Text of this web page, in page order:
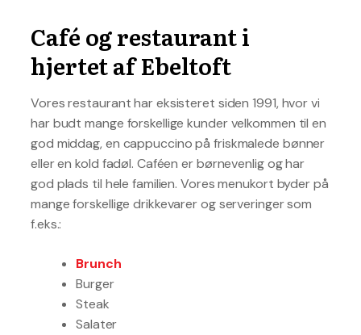
Café og restaurant i
hjertet af Ebeltoft
Vores restaurant har eksisteret siden 1991, hvor vi
har budt mange forskellige kunder velkommen til en
god middag, en cappuccino på friskmalede bønner
eller en kold fadøl. Caféen er børnevenlig og har
god plads til hele familien. Vores menukort byder på
mange forskellige drikkevarer og serveringer som
f.eks.:
Brunch
Burger
Steak
Salater